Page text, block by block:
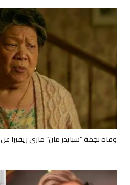
وفاة نجمة “سبايدر مان” ماري ريفيرا عن 82 عامًا